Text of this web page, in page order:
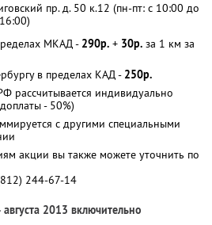
пр. д. 50 к.12 (пн-пт: с 10:00 до
МКАД - 290р. + 30р. за 1 км за
в пределах КАД - 250р.
рассчитывается индивидуально
- 50%)
с другими специальными
акции вы также можете уточнить по
244-67-14
2013 включительно